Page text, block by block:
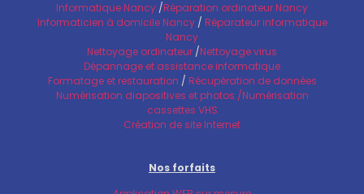
Informatique Nancy /Réparation ordinateur Nancy
Informaticien à domicile Nancy/ Réparateur informatique
Nancy
Nettoyage ordinateur /Nettoyage virus
Dépannage et assistance informatique
Formatage et restauration / Récupération de données
Numérisation diapositives et photos /Numérisation
cassettes VHS
Création de site Internet
Nos forfaits